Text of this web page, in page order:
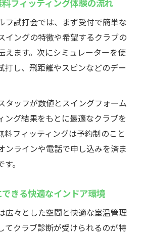
フ試打会では、まず受付で簡単な
イングの特徴や希望するクラブの
えます。次にシミュレーターを使
打し、飛距離やスピンなどのデー
タッフが数値とスイングフォーム
ング結果をもとに最適なクラブを
料フィッティングは予約制のこと
ンラインや電話で申し込みを済ま
。
きる快適なインドア環境
広々とした空間と快適な室温管理
てクラブ診断が受けられるのが特